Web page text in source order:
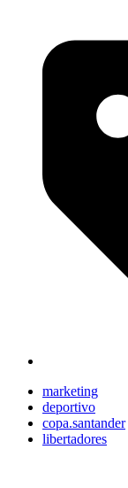
marketing
deportivo
copa.santander
libertadores